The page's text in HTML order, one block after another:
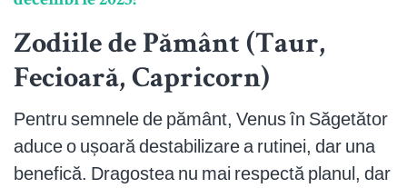
Zodiile de Pământ (Taur,
Fecioară, Capricorn)
Pentru semnele de pământ, Venus în Săgetător
aduce o ușoară destabilizare a rutinei, dar una
benefică. Dragostea nu mai respectă planul, dar